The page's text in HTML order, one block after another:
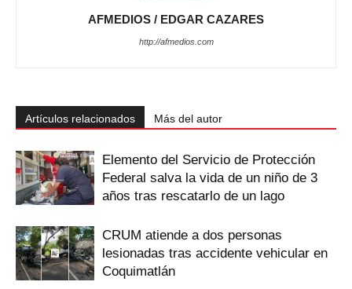
AFMEDIOS / EDGAR CAZARES
http://afmedios.com
Artículos relacionados Más del autor
Elemento del Servicio de Protección
Federal salva la vida de un niño de 3
años tras rescatarlo de un lago
CRUM atiende a dos personas
lesionadas tras accidente vehicular en
Coquimatlán